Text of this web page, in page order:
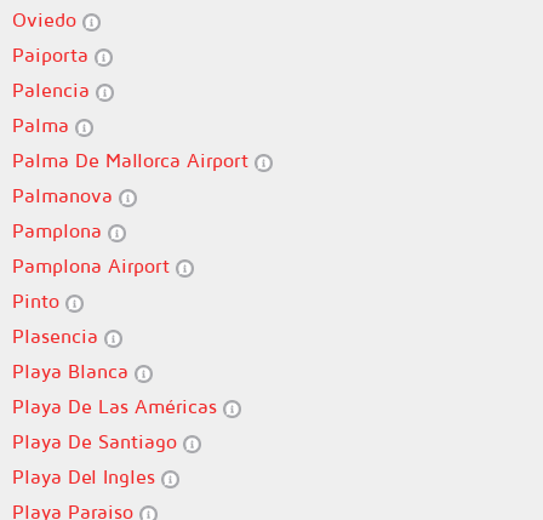
Oviedo
Paiporta
Palencia
Palma
Palma De Mallorca Airport
Palmanova
Pamplona
Pamplona Airport
Pinto
Plasencia
Playa Blanca
Playa De Las Américas
Playa De Santiago
Playa Del Ingles
Playa Paraiso